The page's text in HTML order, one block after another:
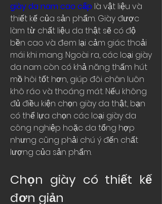
giày da nam cao cấp là vật liệu và
thiết kế của sản phẩm. Giày được
làm từ chất liệu da thật sẽ có độ
bền cao và đem lại cảm giác thoải
mái khi mang. Ngoài ra, các loại giày
da nam còn có khả năng thấm hút
mồ hôi tốt hơn, giúp đôi chân luôn
khô ráo và thoáng mát. Nếu không
đủ điều kiện chọn giày da thật, bạn
có thể lựa chọn các loại giày da
công nghiệp hoặc da tổng hợp
nhưng cũng phải chú ý đến chất
lượng của sản phẩm.
Chọn giày có thiết kế
đơn giản